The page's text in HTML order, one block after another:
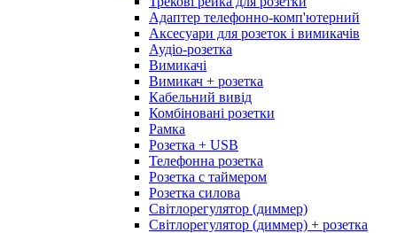
Адаптер телефонно-комп'ютерний
Аксесуари для розеток і вимикачів
Аудіо-розетка
Вимикачі
Вимикач + розетка
Кабельний вивід
Комбіновані розетки
Рамка
Розетка + USB
Телефонна розетка
Розетка с таймером
Розетка силова
Світлорегулятор (диммер)
Світлорегулятор (диммер) + розетка